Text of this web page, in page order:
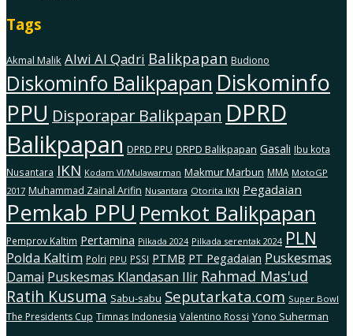
Tags
Akmal Malik Alwi Al Qadri Balikpapan Budiono
Diskominfo Balikpapan Diskominfo
PPU Disporapar Balikpapan DPRD
Balikpapan DPRD PPU DRPD Balikpapan Gasali Ibu kota
Nusantara IKN Kodam Vl/Mulawarman Makmur Marbun MMA MotoGP
2017 Muhammad Zainal Arifin Nusantara Otorita IKN Pegadaian
Pemkab PPU Pemkot Balikpapan
Pemprov Kaltim Pertamina Pilkada 2024 Pilkada serentak 2024 PLN
Polda Kaltim Polri PPU PSSI PTMB PT Pegadaian Puskesmas
Damai Puskesmas Klandasan Ilir Rahmad Mas'ud
Ratih Kusuma Sabu-sabu Seputarkata.com Super Bowl
The Presidents Cup Timnas Indonesia Valentino Rossi Yono Suherman